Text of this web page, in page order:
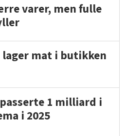
varer, men fulle
lager mat i butikken
1 milliard i
i 2025